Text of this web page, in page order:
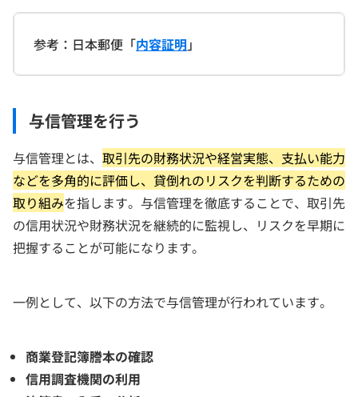
参考：日本郵便「内容証明 」
与信管理を行う
与信管理とは、 取引先の財務状況や経営実態、支払い能力
などを多角的に評価し、貸倒れのリスクを判断するための
取り組みを指します。与信管理を徹底することで、取引先
の信用状況や財務状況を継続的に監視し、リスクを早期に
把握することが可能になります。
一例として、以下の方法で与信管理が行われています。
商業登記簿謄本の確認
信用調査機関の利用